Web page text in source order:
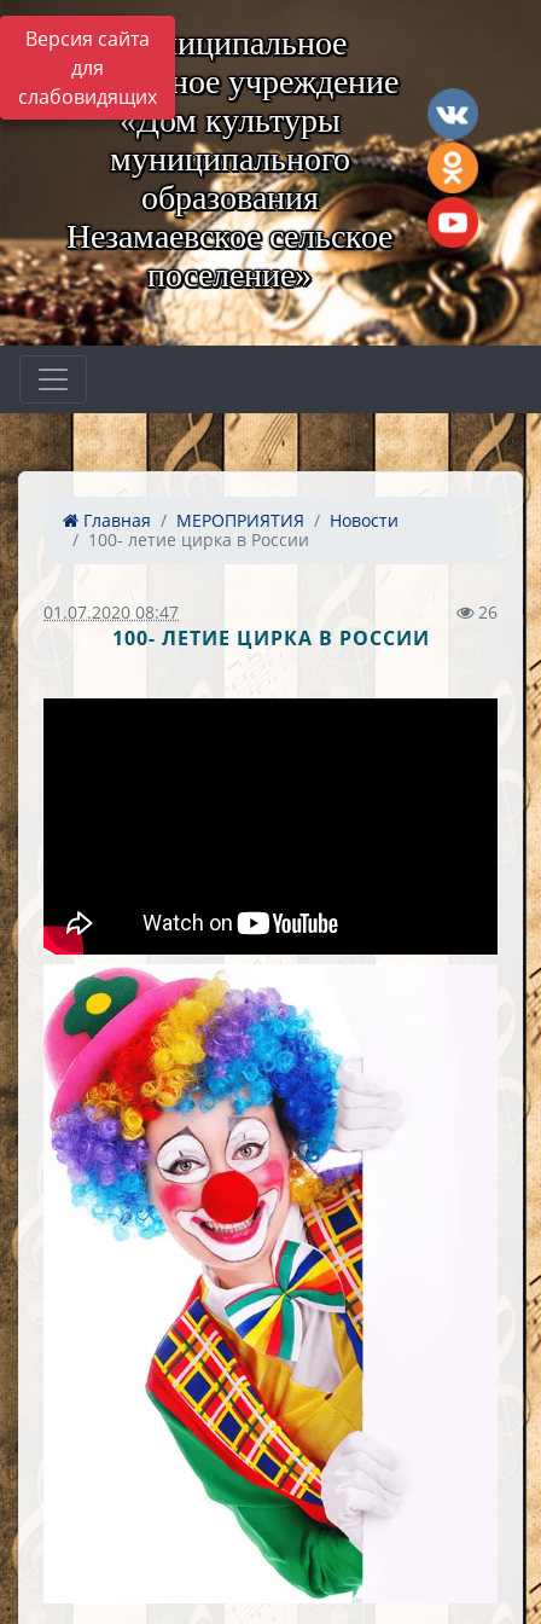
Версия сайта
для
слабовидящих
Муниципальное
бюджетное учреждение
«Дом культуры
муниципального
образования
Незамаевское сельское
поселение»
Главная МЕРОПРИЯТИЯ
Новости
100- летие цирка в России
01.07.2020 08:47 26
100- ЛЕТИЕ ЦИРКА В РОССИИ